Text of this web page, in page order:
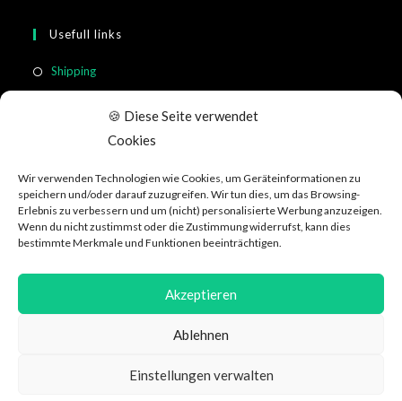
🍪 Diese Seite verwendet
Cookies
Wir verwenden Technologien wie Cookies, um Geräteinformationen zu
speichern und/oder darauf zuzugreifen. Wir tun dies, um das Browsing-
Erlebnis zu verbessern und um (nicht) personalisierte Werbung anzuzeigen.
Wenn du nicht zustimmst oder die Zustimmung widerrufst, kann dies
bestimmte Merkmale und Funktionen beeinträchtigen.
Akzeptieren
Ablehnen
Einstellungen verwalten
Usefull links
Shipping
customer information
Social Media
GTC About WeRecycle Affiliate